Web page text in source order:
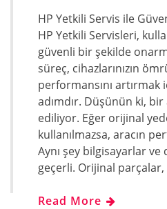
HP Yetkili Servis ile
HP Yetkili Servisleri,
güvenli bir şekilde
süreç, cihazlarınızın
performansını
adımdır. Düşünün ki,
ediliyor. Eğer orijinal
kullanılmazsa, aracın
Aynı şey bilgisayarlar
geçerli. Orijinal parçalar,
Read More